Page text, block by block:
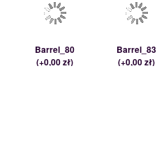
Barrel_80
(+0,00 zł)
Barrel_83
(+0,00 zł)